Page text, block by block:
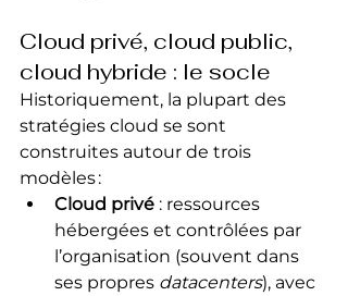
Cloud privé, cloud public,
cloud hybride : le socle
Historiquement, la plupart des
stratégies cloud se sont
construites autour de trois
modèles :
Cloud privé : ressources
hébergées et contrôlées par
l’organisation (souvent dans
ses propres datacenters), avec